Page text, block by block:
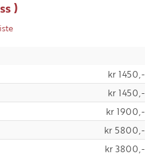
)
kr 1450,-
kr 1450,-
kr 1900,-
kr 5800,-
kr 3800,-